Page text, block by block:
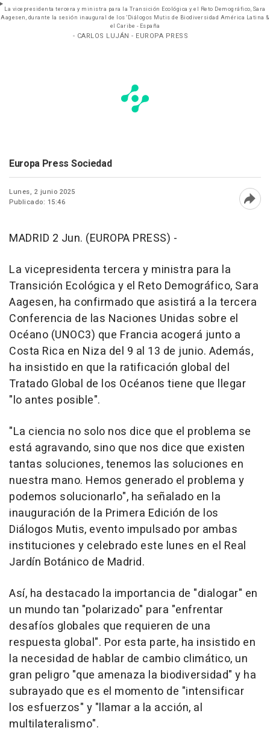
La vicepresidenta tercera y ministra para la Transición Ecológica y el Reto Demográfico, Sara
Aagesen, durante la sesión inaugural de los 'Diálogos Mutis de Biodiversidad América Latina &
el Caribe - España
- CARLOS LUJÁN - EUROPA PRESS
Europa Press Sociedad
Lunes, 2 junio 2025
Publicado: 15:46
MADRID 2 Jun. (EUROPA PRESS) -
La vicepresidenta tercera y ministra para la
Transición Ecológica y el Reto Demográfico, Sara
Aagesen, ha confirmado que asistirá a la tercera
Conferencia de las Naciones Unidas sobre el
Océano (UNOC3) que Francia acogerá junto a
Costa Rica en Niza del 9 al 13 de junio. Además,
ha insistido en que la ratificación global del
Tratado Global de los Océanos tiene que llegar
"lo antes posible".
"La ciencia no solo nos dice que el problema se
está agravando, sino que nos dice que existen
tantas soluciones, tenemos las soluciones en
nuestra mano. Hemos generado el problema y
podemos solucionarlo", ha señalado en la
inauguración de la Primera Edición de los
Diálogos Mutis, evento impulsado por ambas
instituciones y celebrado este lunes en el Real
Jardín Botánico de Madrid.
Así, ha destacado la importancia de "dialogar" en
un mundo tan "polarizado" para "enfrentar
desafíos globales que requieren de una
respuesta global". Por esta parte, ha insistido en
la necesidad de hablar de cambio climático, un
gran peligro "que amenaza la biodiversidad" y ha
subrayado que es el momento de "intensificar
los esfuerzos" y "llamar a la acción, al
multilateralismo".